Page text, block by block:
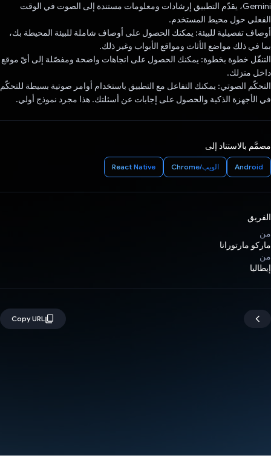
Gemini، يقدّم التطبيق إرشادات ومعلومات مستندة إلى الصوت في الوقت
الفعلي حول محيط المستخدم.
أوصاف تفصيلية للبيئة: يمكنك الحصول على أوصاف شاملة للبيئة المحيطة بك،
بما في ذلك مواضع الأثاث ومواقع الأبواب وغير ذلك.
التنقّل خطوة بخطوة: يمكنك الحصول على اتجاهات واضحة ومفصّلة إلى أيّ موقع
داخل منزلك.
التحكّم الصوتي: يمكنك التفاعل مع التطبيق باستخدام أوامر صوتية بسيطة للتحكّم
في الأجهزة الذكية والحصول على إجابات عن أسئلتك. هذا مجرد نموذج أولي.
مصمَّم بالاستناد إلى
Android الويب/Chrome React Native
الفريق
من
ماركو مارتورانا
من
إيطاليا